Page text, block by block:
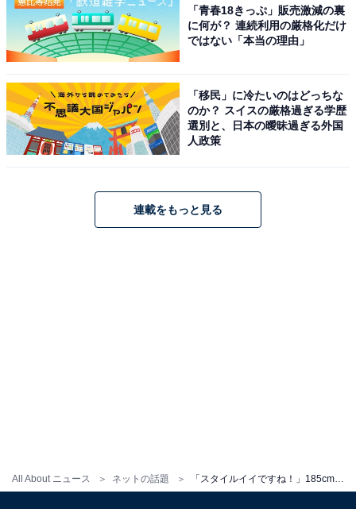
All About ニュース ネットの話題
「青春18きっぷ」販売激減の裏
に何が？ 連続利用の厳格化だけ
ではない「本当の理由」
「移民」に冷たいのはどっちな
のか？ スイスの厳格過ぎる学歴
選別と、日本の曖昧過ぎる外国
人政策
連載をもっと見る